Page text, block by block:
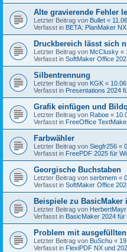
Alte gravierende Fehler
Letzter Beitrag von Bullet «
Verfasst in BETA: PlanMaker
Druckbereich lässt sich
Letzter Beitrag von McClusky «
Verfasst in SoftMaker Office
Silbentrennung
Letzter Beitrag von KGK «
Verfasst in Presentations 2024
Grafik einfügen und
Letzter Beitrag von Raboe «
Verfasst in FreeOffice
Farbwähler
Letzter Beitrag von Siegfr256 «
Verfasst in FreePDF 2025 für
Georgische Buchstaben
Letzter Beitrag von serbmem «
Verfasst in SoftMaker Office
Beispiele zu
Letzter Beitrag von HerbertMayr
Verfasst in BasicMaker 2024 für
Problem mit
Letzter Beitrag von BuSchu «
Verfasst in FlexiPDF NX und